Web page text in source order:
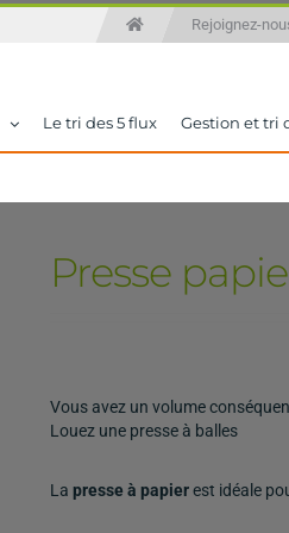
Rejoignez-
Le tri des 5 flux Gestion et tri
Presse
Vous avez un volume
Louez une presse à balles
Lapresse à papierest idéale